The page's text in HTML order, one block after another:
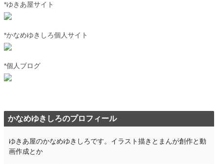
*ゆきあ屋サイト
*かなめゆきしろ個人サイト
*個人ブログ
かなめゆきしろのプロフィール
ゆきあ屋のかなめゆきしろです。イラスト描きとまんが創作と動
画作成とか